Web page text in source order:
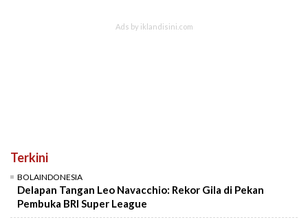
Terkini
BOLAINDONESIA
Delapan Tangan Leo Navacchio: Rekor Gila di Pekan
Pembuka BRI Super League